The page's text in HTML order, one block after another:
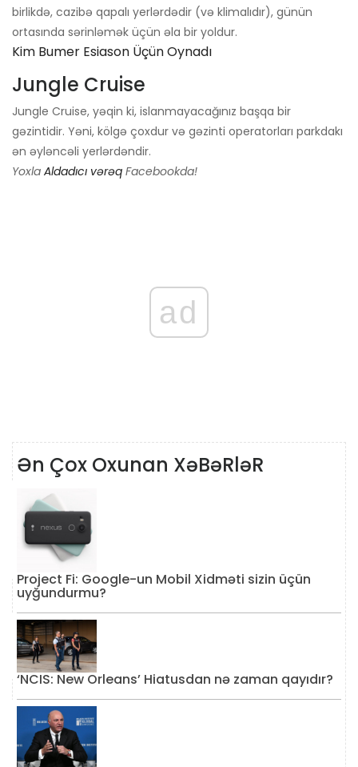
birlikdə, cazibə qapalı yerlərdədir (və klimalıdır), günün
ortasında sərinləmək üçün əla bir yoldur.
Kim Bumer Esiason Üçün Oynadı
Jungle Cruise
Jungle Cruise, yəqin ki, islanmayacağınız başqa bir
gəzintidir. Yəni, kölgə çoxdur və gəzinti operatorları parkdakı
ən əyləncəli yerlərdəndir.
Yoxla Aldadıcı vərəq Facebookda!
ad
Ən Çox Oxunan XəBəRləR
Project Fi: Google-un Mobil Xidməti sizin üçün
uyğundurmu?
‘NCIS: New Orleans’ Hiatusdan nə zaman qayıdır?